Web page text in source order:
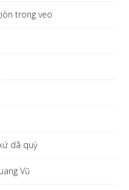
trong veo
dã quỳ
Vũ